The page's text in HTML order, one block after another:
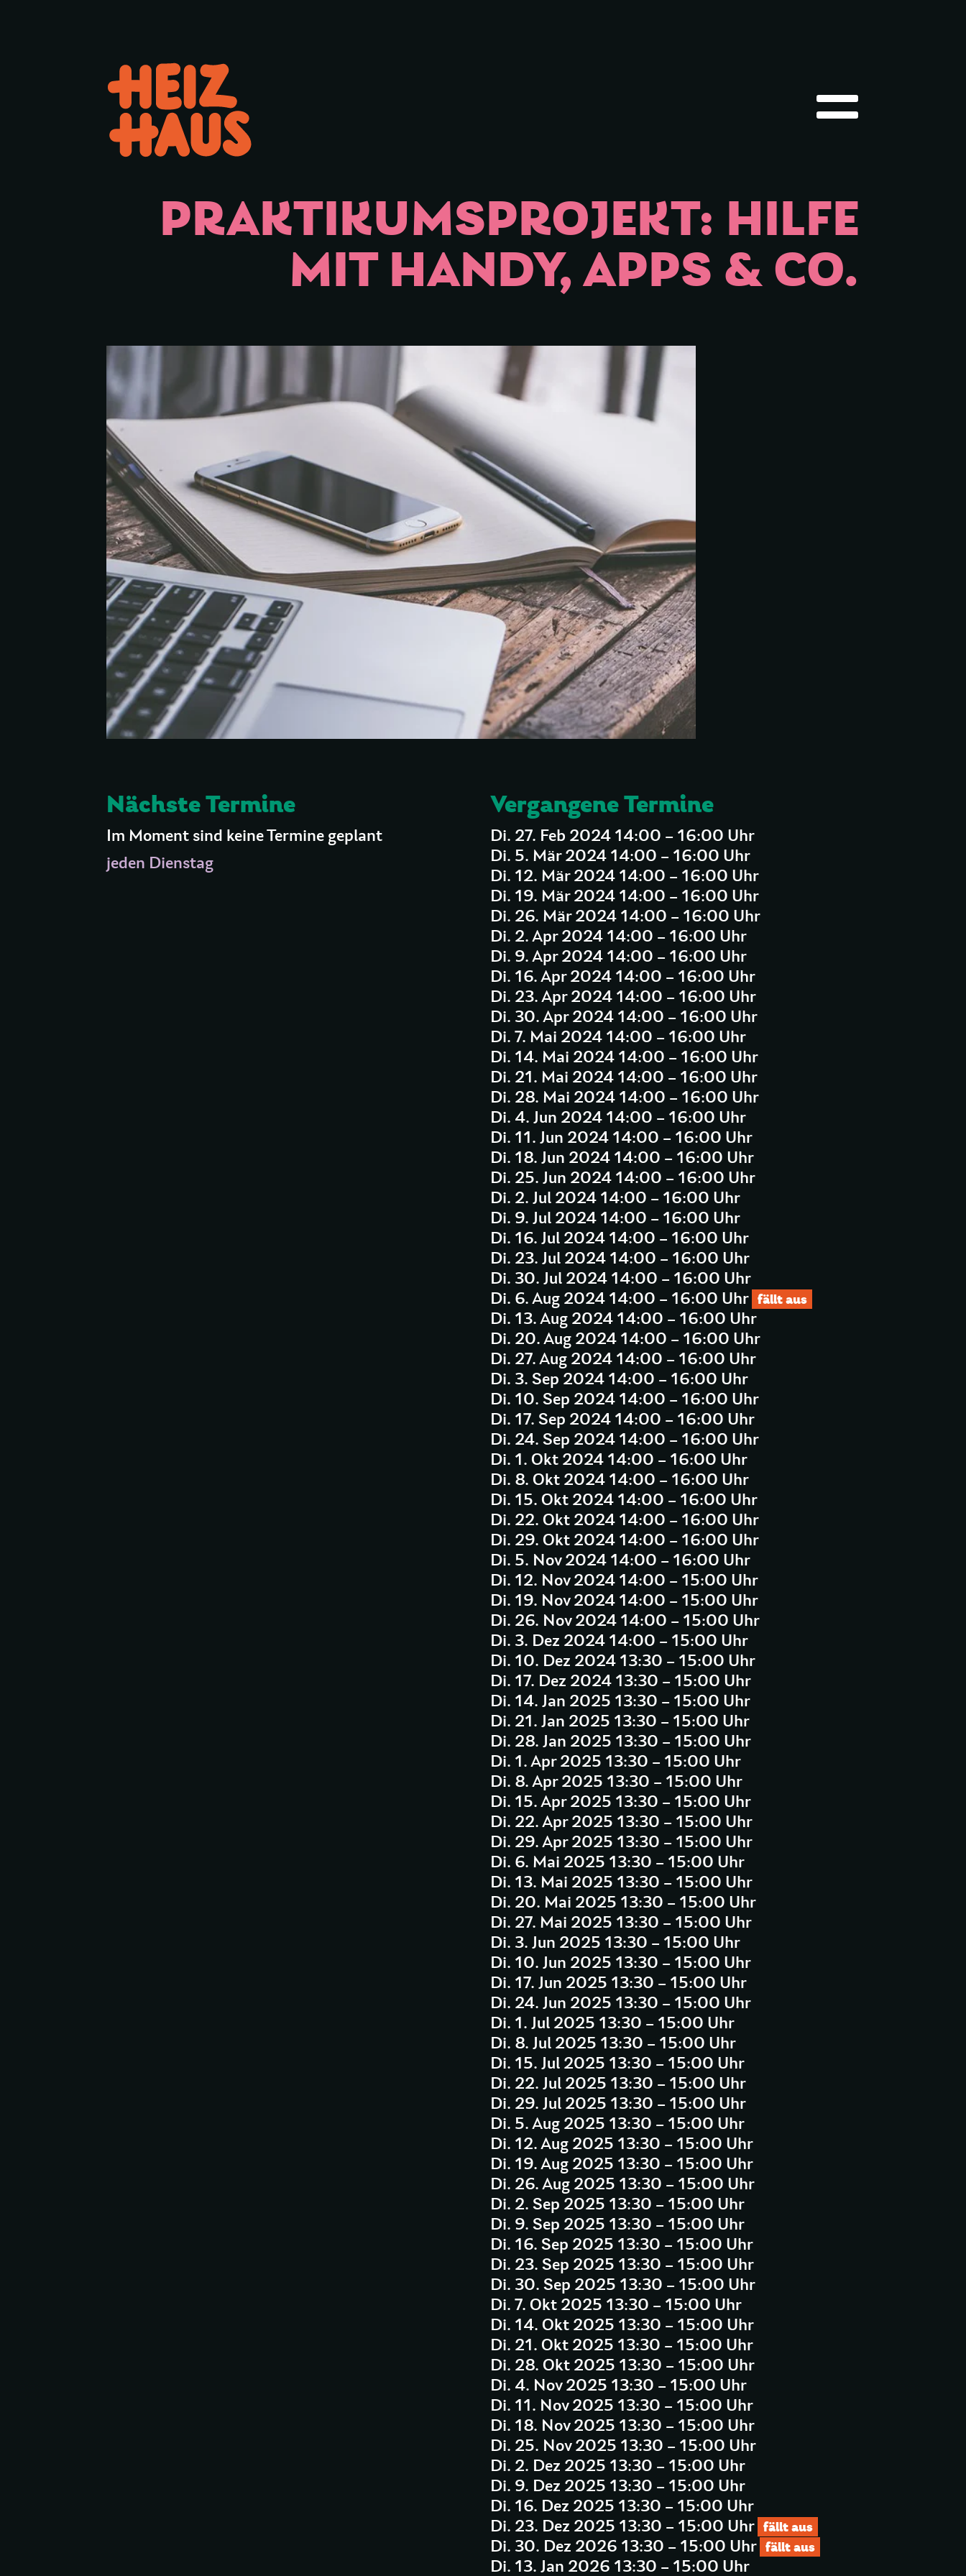
Hauptmenü öffnen oder schliessen
Hauptmenü öffnen
PRAKTIKUMSPROJEKT: HILFE
MIT HANDY, APPS & CO.
Nächste Termine
Im Moment sind keine Termine geplant
jeden Dienstag
Vergangene Termine
Di. 27. Feb 2024 14:00 – 16:00 Uhr
Di. 5. Mär 2024 14:00 – 16:00 Uhr
Di. 12. Mär 2024 14:00 – 16:00 Uhr
Di. 19. Mär 2024 14:00 – 16:00 Uhr
Di. 26. Mär 2024 14:00 – 16:00 Uhr
Di. 2. Apr 2024 14:00 – 16:00 Uhr
Di. 9. Apr 2024 14:00 – 16:00 Uhr
Di. 16. Apr 2024 14:00 – 16:00 Uhr
Di. 23. Apr 2024 14:00 – 16:00 Uhr
Di. 30. Apr 2024 14:00 – 16:00 Uhr
Di. 7. Mai 2024 14:00 – 16:00 Uhr
Di. 14. Mai 2024 14:00 – 16:00 Uhr
Di. 21. Mai 2024 14:00 – 16:00 Uhr
Di. 28. Mai 2024 14:00 – 16:00 Uhr
Di. 4. Jun 2024 14:00 – 16:00 Uhr
Di. 11. Jun 2024 14:00 – 16:00 Uhr
Di. 18. Jun 2024 14:00 – 16:00 Uhr
Di. 25. Jun 2024 14:00 – 16:00 Uhr
Di. 2. Jul 2024 14:00 – 16:00 Uhr
Di. 9. Jul 2024 14:00 – 16:00 Uhr
Di. 16. Jul 2024 14:00 – 16:00 Uhr
Di. 23. Jul 2024 14:00 – 16:00 Uhr
Di. 30. Jul 2024 14:00 – 16:00 Uhr
Di. 6. Aug 2024 14:00 – 16:00 Uhr fällt aus
Di. 13. Aug 2024 14:00 – 16:00 Uhr
Di. 20. Aug 2024 14:00 – 16:00 Uhr
Di. 27. Aug 2024 14:00 – 16:00 Uhr
Di. 3. Sep 2024 14:00 – 16:00 Uhr
Di. 10. Sep 2024 14:00 – 16:00 Uhr
Di. 17. Sep 2024 14:00 – 16:00 Uhr
Di. 24. Sep 2024 14:00 – 16:00 Uhr
Di. 1. Okt 2024 14:00 – 16:00 Uhr
Di. 8. Okt 2024 14:00 – 16:00 Uhr
Di. 15. Okt 2024 14:00 – 16:00 Uhr
Di. 22. Okt 2024 14:00 – 16:00 Uhr
Di. 29. Okt 2024 14:00 – 16:00 Uhr
Di. 5. Nov 2024 14:00 – 16:00 Uhr
Di. 12. Nov 2024 14:00 – 15:00 Uhr
Di. 19. Nov 2024 14:00 – 15:00 Uhr
Di. 26. Nov 2024 14:00 – 15:00 Uhr
Di. 3. Dez 2024 14:00 – 15:00 Uhr
Di. 10. Dez 2024 13:30 – 15:00 Uhr
Di. 17. Dez 2024 13:30 – 15:00 Uhr
Di. 14. Jan 2025 13:30 – 15:00 Uhr
Di. 21. Jan 2025 13:30 – 15:00 Uhr
Di. 28. Jan 2025 13:30 – 15:00 Uhr
Di. 1. Apr 2025 13:30 – 15:00 Uhr
Di. 8. Apr 2025 13:30 – 15:00 Uhr
Di. 15. Apr 2025 13:30 – 15:00 Uhr
Di. 22. Apr 2025 13:30 – 15:00 Uhr
Di. 29. Apr 2025 13:30 – 15:00 Uhr
Di. 6. Mai 2025 13:30 – 15:00 Uhr
Di. 13. Mai 2025 13:30 – 15:00 Uhr
Di. 20. Mai 2025 13:30 – 15:00 Uhr
Di. 27. Mai 2025 13:30 – 15:00 Uhr
Di. 3. Jun 2025 13:30 – 15:00 Uhr
Di. 10. Jun 2025 13:30 – 15:00 Uhr
Di. 17. Jun 2025 13:30 – 15:00 Uhr
Di. 24. Jun 2025 13:30 – 15:00 Uhr
Di. 1. Jul 2025 13:30 – 15:00 Uhr
Di. 8. Jul 2025 13:30 – 15:00 Uhr
Di. 15. Jul 2025 13:30 – 15:00 Uhr
Di. 22. Jul 2025 13:30 – 15:00 Uhr
Di. 29. Jul 2025 13:30 – 15:00 Uhr
Di. 5. Aug 2025 13:30 – 15:00 Uhr
Di. 12. Aug 2025 13:30 – 15:00 Uhr
Di. 19. Aug 2025 13:30 – 15:00 Uhr
Di. 26. Aug 2025 13:30 – 15:00 Uhr
Di. 2. Sep 2025 13:30 – 15:00 Uhr
Di. 9. Sep 2025 13:30 – 15:00 Uhr
Di. 16. Sep 2025 13:30 – 15:00 Uhr
Di. 23. Sep 2025 13:30 – 15:00 Uhr
Di. 30. Sep 2025 13:30 – 15:00 Uhr
Di. 7. Okt 2025 13:30 – 15:00 Uhr
Di. 14. Okt 2025 13:30 – 15:00 Uhr
Di. 21. Okt 2025 13:30 – 15:00 Uhr
Di. 28. Okt 2025 13:30 – 15:00 Uhr
Di. 4. Nov 2025 13:30 – 15:00 Uhr
Di. 11. Nov 2025 13:30 – 15:00 Uhr
Di. 18. Nov 2025 13:30 – 15:00 Uhr
Di. 25. Nov 2025 13:30 – 15:00 Uhr
Di. 2. Dez 2025 13:30 – 15:00 Uhr
Di. 9. Dez 2025 13:30 – 15:00 Uhr
Di. 16. Dez 2025 13:30 – 15:00 Uhr
Di. 23. Dez 2025 13:30 – 15:00 Uhr fällt aus
Di. 30. Dez 2026 13:30 – 15:00 Uhr fällt aus
Di. 13. Jan 2026 13:30 – 15:00 Uhr